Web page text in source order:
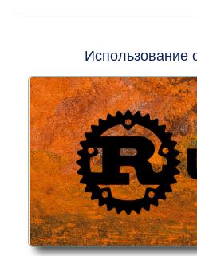
Использование